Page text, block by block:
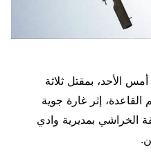
الأحد، بمقتل ثلاثة
إثر غارة جوية
الخراشي بمديرية وادي